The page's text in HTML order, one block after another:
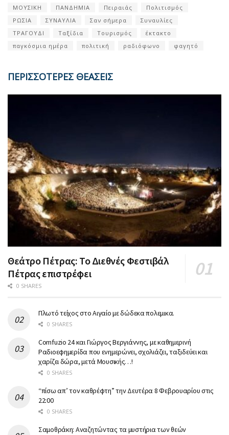
ΜΟΥΣΙΚΗ ΠΑΝΔΗΜΙΑ Πειραιάς
Πολιτισμός
ΡΩΣΙΑ
ΣΥΝΑΥΛΙΑ Σαν σήμερα
Συναυλίες
ΤΡΑΓΟΥΔΙ
Ταξίδια Τουρισμός
έκτακτο
παγκόσμια ημέρα
πολιτική ραδιόφωνο φαγητό
ΠΕΡΙΣΣΟΤΕΡΕΣ ΘΕΑΣΕΙΣ
Θεάτρο Πέτρας: Το Διεθνές Φεστιβάλ
Πέτρας επιστρέφει
0 SHARES
Πλωτό τείχος στο Αιγαίο με δώδεκα πολεμικα.
0 SHARES
Comfuzio 24 και Γιώργος Βεργιάννης, με καθημερινή
Ραδιοεφημερίδα που ενημερώνει, σχολιάζει, ταξιδεύει και
χαρίζει δώρα, μετά Μουσικής…!
0 SHARES
“πίσω απ’ τον καθρέφτη” την Δευτέρα 8 Φεβρουαρίου στις
22:00
0 SHARES
Σαμοθράκη: Αναζητώντας τα μυστήρια των θεών